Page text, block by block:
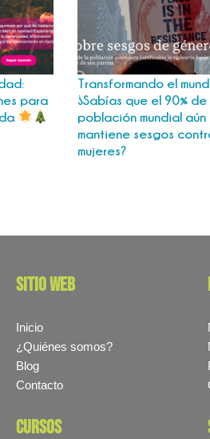
para
Transformando el
¿Sabías que el 90% de
población mundial aún
mantiene sesgos
mujeres?
sitio web
Inicio
¿Quiénes somos?
Blog
Contacto
cursos